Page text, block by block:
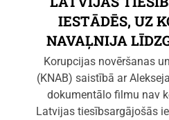
IESTĀDĒS, UZ
NAVAĻNIJA
Korupcijas novēršanas
(KNAB) saistībā ar
dokumentālo filmu nav
Latvijas tiesībsargājošās